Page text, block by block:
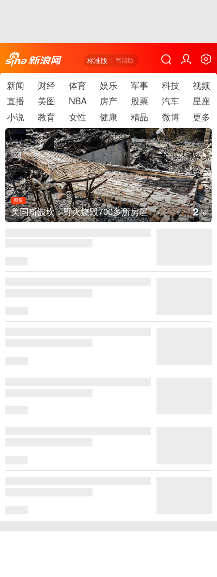
标准版 智能版
新闻 财经 体育 娱乐 军事 科技
视频
直播
美图 NBA 房产 股票 汽车
星座
小说
教育 女性 健康 精品 微博 更多
图集
叙利亚：大马士革发生爆炸 3/6